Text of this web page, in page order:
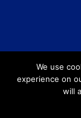
We use
experience on
will